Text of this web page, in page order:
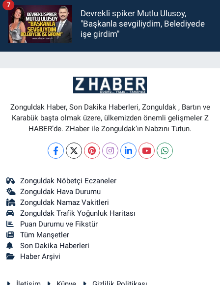
Devrekli spiker Mutlu Ulusoy,
"Başkanla sevgiliydim, Belediyede
işe girdim"
7
Zonguldak Haber, Son Dakika Haberleri, Zonguldak , Bartın ve
Karabük başta olmak üzere, ülkemizden önemli gelişmeler Z
HABER’de. ZHaber ile Zonguldak’ın Nabzını Tutun.
Zonguldak Nöbetçi Eczaneler
Zonguldak Hava Durumu
Zonguldak Namaz Vakitleri
Zonguldak Trafik Yoğunluk Haritası
Puan Durumu ve Fikstür
Tüm Manşetler
Son Dakika Haberleri
Haber Arşivi